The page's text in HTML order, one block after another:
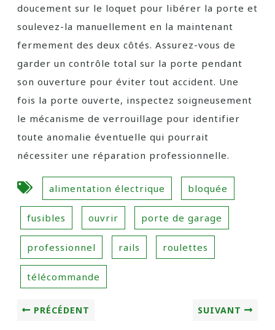
doucement sur le loquet pour libérer la porte et
soulevez-la manuellement en la maintenant
fermement des deux côtés. Assurez-vous de
garder un contrôle total sur la porte pendant
son ouverture pour éviter tout accident. Une
fois la porte ouverte, inspectez soigneusement
le mécanisme de verrouillage pour identifier
toute anomalie éventuelle qui pourrait
nécessiter une réparation professionnelle.
alimentation électrique bloquée
fusibles ouvrir porte de garage
professionnel rails roulettes
télécommande
PRÉCÉDENT SUIVANT